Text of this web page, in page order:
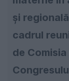
și
cadrul
de